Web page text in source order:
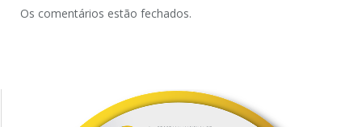
Os comentários estão fechados.